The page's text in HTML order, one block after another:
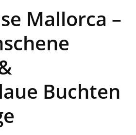
Mallorca –
Buchten